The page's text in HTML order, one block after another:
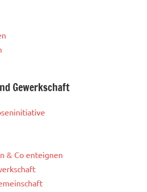
Gewerkschaft
& Co enteignen